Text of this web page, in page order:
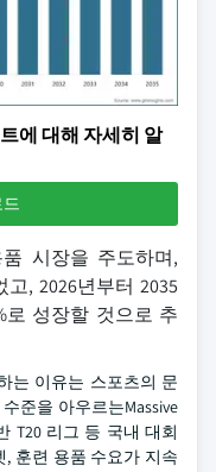
에 대해 자세히 알
시장을 주도하며,
, 2026년부터 2035
로 성장할 것으로 추
는 이유는 스포츠의 문
준을 아우르는Massive
T20 리그 등 국내 대회
, 훈련 용품 수요가 지속